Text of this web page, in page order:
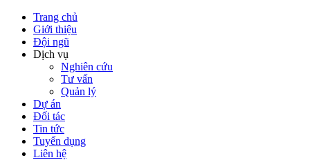
Trang chủ
Giới thiệu
Đội ngũ
Dịch vụ
Nghiên cứu
Tư vấn
Quản lý
Dự án
Đối tác
Tin tức
Tuyển dụng
Liên hệ